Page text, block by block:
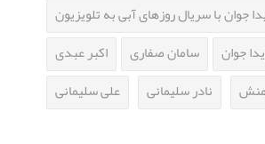
جوان با سریال روزهای آبی به تلویزیون
جوان سامان صفاری
اکبر عبدی
نادر سلیمانی
علی سلیمانی